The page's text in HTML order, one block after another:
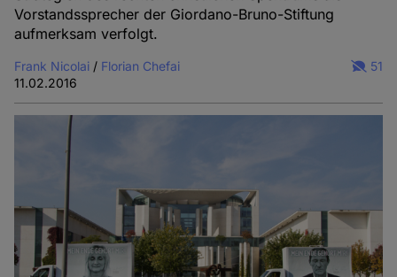
Vorstandssprecher der Giordano-Bruno-Stiftung
aufmerksam verfolgt.
Frank Nicolai / Florian Chefai
11.02.2016
51